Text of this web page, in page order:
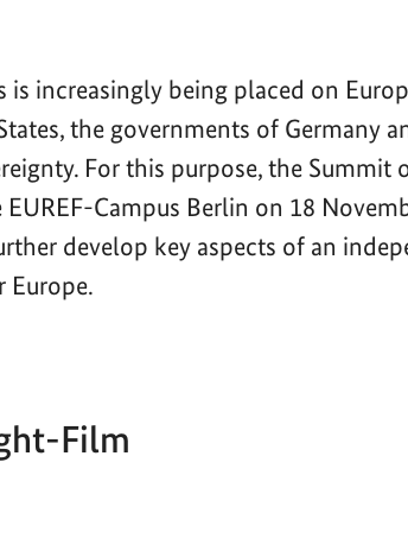
increasingly being placed on
the governments of Germany
For this purpose, the Summit
Campus Berlin on 18
develop key aspects of an
Europe.
Film
Aktueller
00:00|Gesamtlaufzeit
00:00